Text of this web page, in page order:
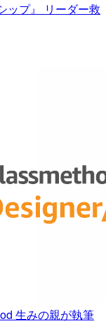
ップ』 リーダー救
生みの親が執筆